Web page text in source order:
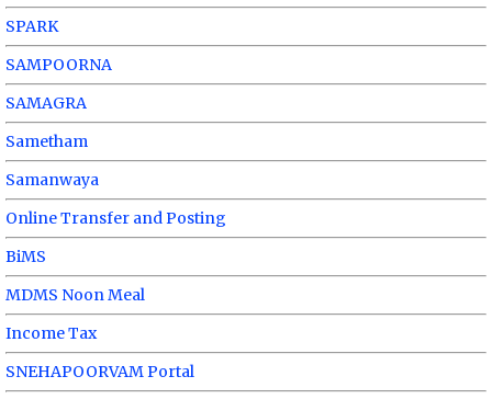
SPARK
SAMPOORNA
SAMAGRA
Sametham
Samanwaya
Online Transfer and Posting
BiMS
MDMS Noon Meal
Income Tax
SNEHAPOORVAM Portal